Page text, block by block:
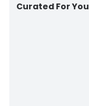
Curated For You